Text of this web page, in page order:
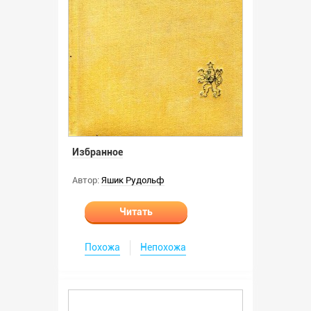
Избранное
Автор: Яшик Рудольф
Читать
Похожа Непохожа